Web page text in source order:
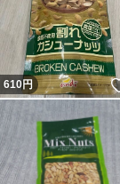
610円